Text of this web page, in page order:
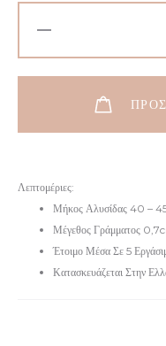
Λεπτομέριες:
Μήκος Αλυσίδας 40 –
Μέγεθος Γράμματος
Έτοιμο Μέσα Σε 5
Κατασκευάζεται Στην
925
ποσότητα